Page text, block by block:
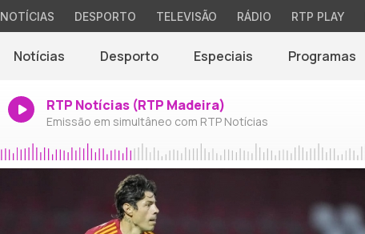
NOTÍCIAS DESPORTO TELEVISÃO RÁDIO RTP PLAY
Notícias Desporto Especiais Programas
RTP Notícias (RTP Madeira)
Emissão em simultâneo com RTP Notícias